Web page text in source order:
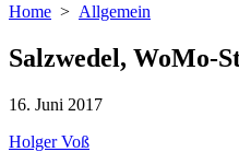
Home > Allgemein
Salzwedel, WoMo-
Published
16. Juni 2017
Author
Holger Voß